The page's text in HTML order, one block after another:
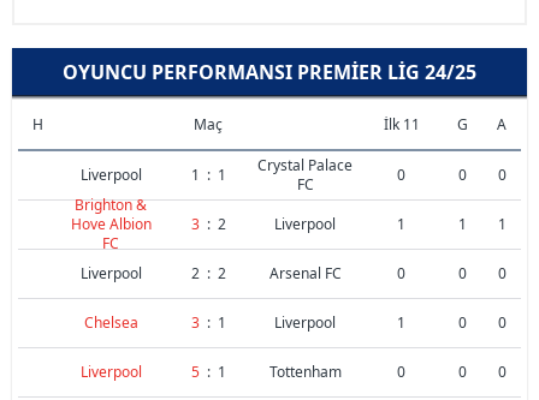
OYUNCU PERFORMANSI PREMIER LIG 24/25
H Maç İlk 11 G A
Liverpool 1 : 1
Crystal Palace
FC
0 0
0
Brighton &
Hove Albion
FC
3 : 2 Liverpool 1 1 1
Liverpool 2 : 2 Arsenal FC 0 0 0
Chelsea 3 : 1 Liverpool 1 0 0
Liverpool 5 : 1 Tottenham 0 0
0